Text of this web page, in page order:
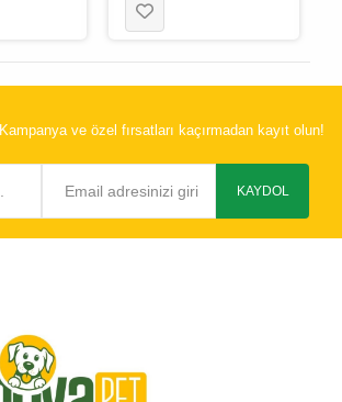
Kampanya ve özel fırsatları kaçırmadan kayıt olun!
KAYDOL